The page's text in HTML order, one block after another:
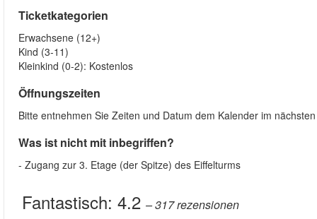
Ticketkategorien
Erwachsene (12+)
Kind (3-11)
Kleinkind (0-2): Kostenlos
Öffnungszeiten
Bitte entnehmen Sie Zeiten und Datum dem Kalender im
Was ist nicht mit inbegriffen?
- Zugang zur 3. Etage (der Spitze) des Eiffelturms
Fantastisch: 4.2 – 317rezensionen